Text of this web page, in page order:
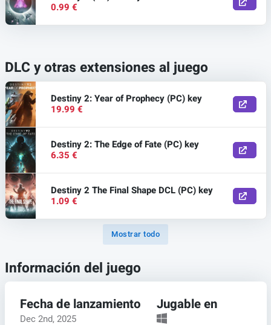
0.99 €
DLC y otras extensiones al juego
Destiny 2: Year of Prophecy (PC) key
19.99 €
Destiny 2: The Edge of Fate (PC) key
6.35 €
Destiny 2 The Final Shape DCL (PC) key
1.09 €
Mostrar todo
Información del juego
Fecha de lanzamiento
Dec 2nd, 2025
Jugable en